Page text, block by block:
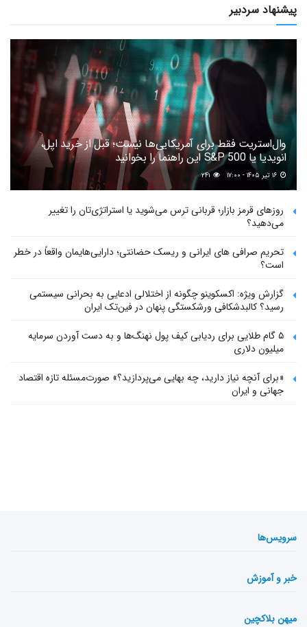
پیشنهاد سردبیر
وال‌استریت فقط برای آمریکایی‌ها نیست؛ قبل از خرید اپل،
انویدیا یا S&P 500 این راهنما را بخوانید
۲۴۱
روزهای قرمز بازار؛ قربانی ترس می‌شوید یا استراتژی‌تان را تغییر
می‌دهید؟
تحریم صرافی های ایرانی و ریسک حضانتی؛ دارایی‌هایمان واقعاً در خطر
است؟
گزارش ویژه: اکسکوینو چگونه از اختلالی ادعایی به بحرانی سیستمی
رسید؟ کالبدشکافی ورشکستگی پنهان در فین‌تک ایران
۵ گام طلایی برای ردیابی کیف پول‌ نهنگ‌ها و به دست آوردن سرمایه
میلیون دلاری
«برای آنچه نیاز دارید، چه بهایی می‌پردازید؟» صورت‌مسئله تازه اقتصاد
جهانی و ایران
سرویس‌ها
خبر و آموزش
میهن بلاکچین